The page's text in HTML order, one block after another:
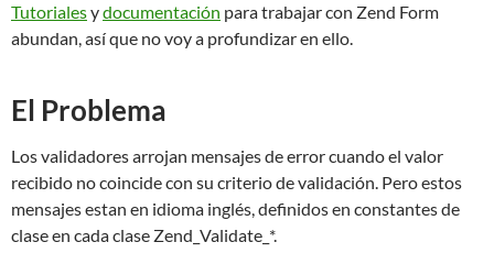
Tutorialesydocumentación para trabajar con Zend Form
abundan, así que no voy a profundizar en ello.
El Problema
Los validadores arrojan mensajes de error cuando el valor
recibido no coincide con su criterio de validación. Pero estos
mensajes estan en idioma inglés, definidos en constantes de
clase en cada clase Zend_Validate_*.